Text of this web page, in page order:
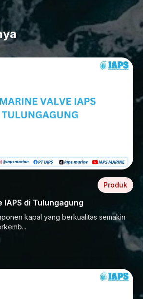
Produk
IAPS di Tulungagung
kapal yang berkualitas semakin